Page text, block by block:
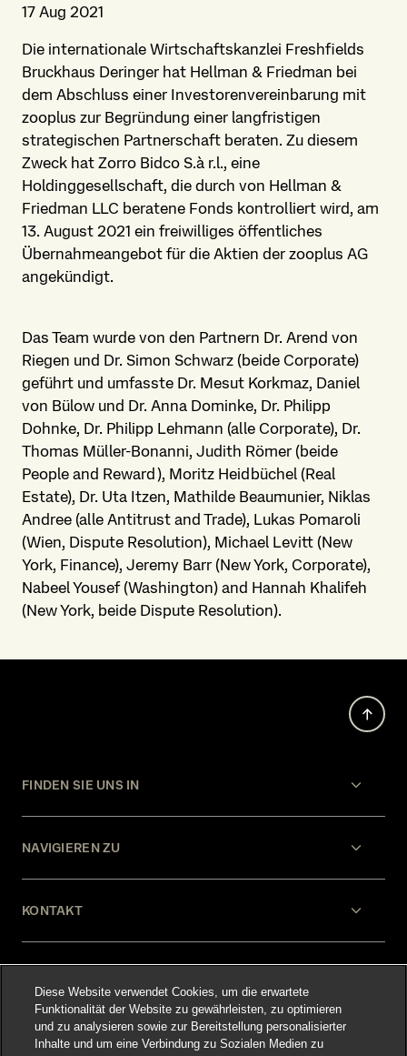
17 Aug 2021
Die internationale Wirtschaftskanzlei Freshfields
Bruckhaus Deringer hat Hellman & Friedman bei
dem Abschluss einer Investorenvereinbarung mit
zooplus zur Begründung einer langfristigen
strategischen Partnerschaft beraten. Zu diesem
Zweck hat Zorro Bidco S.à r.l., eine
Holdinggesellschaft, die durch von Hellman &
Friedman LLC beratene Fonds kontrolliert wird, am
13. August 2021 ein freiwilliges öffentliches
Übernahmeangebot für die Aktien der zooplus AG
angekündigt.
Das Team wurde von den Partnern Dr. Arend von
Riegen und Dr. Simon Schwarz (beide Corporate)
geführt und umfasste Dr. Mesut Korkmaz, Daniel
von Bülow und Dr. Anna Dominke, Dr. Philipp
Dohnke, Dr. Philipp Lehmann (alle Corporate), Dr.
Thomas Müller-Bonanni, Judith Römer (beide
People and Reward), Moritz Heidbüchel (Real
Estate), Dr. Uta Itzen, Mathilde Beaumunier, Niklas
Andree (alle Antitrust and Trade), Lukas Pomaroli
(Wien, Dispute Resolution), Michael Levitt (New
York, Finance), Jeremy Barr (New York, Corporate),
Nabeel Yousef (Washington) and Hannah Khalifeh
(New York, beide Dispute Resolution).
FINDEN SIE UNS IN
NAVIGIEREN ZU
KONTAKT
RECHTLICHES
Diese Website verwendet Cookies, um die erwartete
Funktionalität der Website zu gewährleisten, zu optimieren
und zu analysieren sowie zur Bereitstellung personalisierter
Inhalte und um eine Verbindung zu Sozialen Medien zu